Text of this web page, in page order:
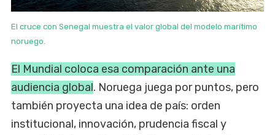
El cruce con Senegal muestra el valor global del modelo marítimo
noruego.
El Mundial coloca esa comparación ante una
audiencia global. Noruega juega por puntos, pero
también proyecta una idea de país: orden
institucional, innovación, prudencia fiscal y